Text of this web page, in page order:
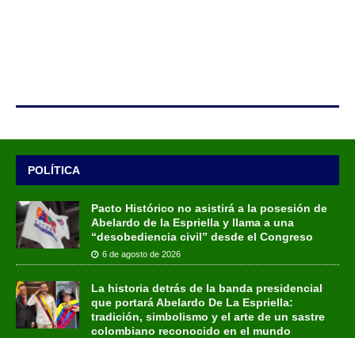
POLÍTICA
Pacto Histórico no asistirá a la posesión de
Abelardo de la Espriella y llama a una
“desobediencia civil” desde el Congreso
6 de agosto de 2026
La historia detrás de la banda presidencial
que portará Abelardo De La Espriella:
tradición, simbolismo y el arte de un sastre
colombiano reconocido en el mundo